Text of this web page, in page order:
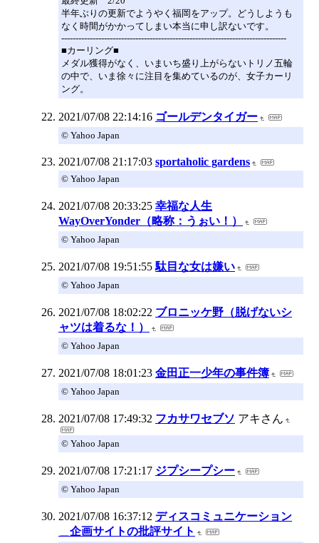
半年ぶりの更新でようやく福岡をアップ。どうしようも
なく時間がかかってしまい本当に申し訳ないです。
-------------------------------------------------------------------------------
■カーリング■
メダル獲得がなく、いまいち盛り上がらないトリノ五輪
の中で、いま徐々に注目を集めているのが、女子カーリ
ング。
2021/07/08 22:14:16 ゴールデンタイガー
© Yahoo Japan
2021/07/08 21:17:03 sportaholic gardens
© Yahoo Japan
2021/07/08 20:33:25 幸福な人生
WayOverYonder（略称：うぉい！）
© Yahoo Japan
2021/07/08 19:51:55 駄目な女は嫌い
© Yahoo Japan
2021/07/08 18:02:22 ブロニッケ野（脱げないシ
ャツは着るな！）
© Yahoo Japan
2021/07/08 18:01:23 金田正一少年の事件簿
© Yahoo Japan
2021/07/08 17:49:32 フカサワセブソ アキさん
© Yahoo Japan
2021/07/08 17:21:17 ジプシープシー
© Yahoo Japan
2021/07/08 16:37:12 ディスコミュニケーション
＿企画サイトの批評サイト